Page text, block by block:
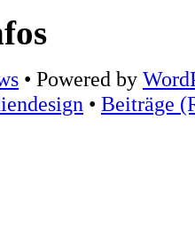
• Powered by
• Beiträge